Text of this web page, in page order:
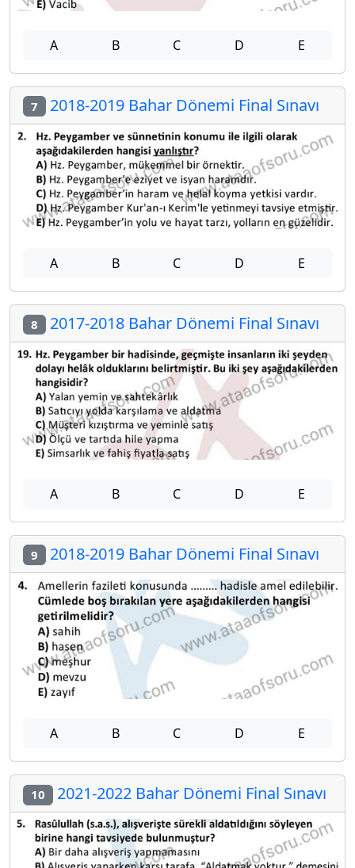
A B C D E
7 2018-2019 Bahar Dönemi Final Sınavı
A B C D E
8 2017-2018 Bahar Dönemi Final Sınavı
A B C D E
9 2018-2019 Bahar Dönemi Final Sınavı
A B C D E
10 2021-2022 Bahar Dönemi Final Sınavı